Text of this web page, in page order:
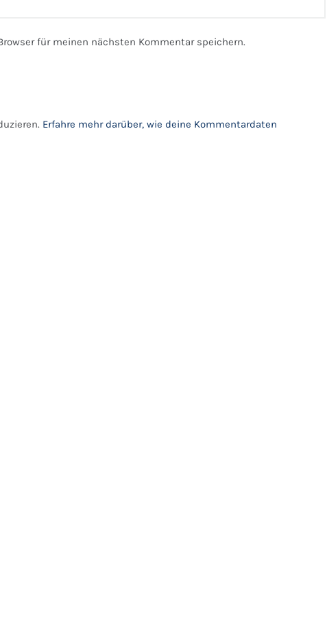
für meinen nächsten Kommentar speichern.
Erfahre mehr darüber, wie deine Kommentardaten